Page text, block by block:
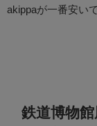
akippaが一番安い
鉄道博物